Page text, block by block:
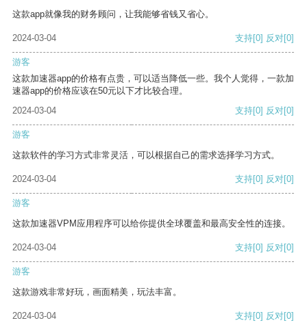
这款app就像我的财务顾问，让我能够省钱又省心。
2024-03-04 支持[0] 反对[0]
游客
这款加速器app的价格有点贵，可以适当降低一些。我个人觉得，一款加
速器app的价格应该在50元以下才比较合理。
2024-03-04
支持[0] 反对[0]
游客
这款软件的学习方式非常灵活，可以根据自己的需求选择学习方式。
2024-03-04 支持[0] 反对[0]
游客
这款加速器VPM应用程序可以给你提供全球覆盖和最高安全性的连接。
2024-03-04 支持[0] 反对[0]
游客
这款游戏非常好玩，画面精美，玩法丰富。
2024-03-04 支持[0] 反对[0]